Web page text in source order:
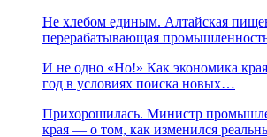
Не хлебом единым. Алтайская
перерабатывающая
И не одно «Но!» Как экономика
год в условиях поиска новых…
Прихорошилась. Министр
края — о том, как изменился